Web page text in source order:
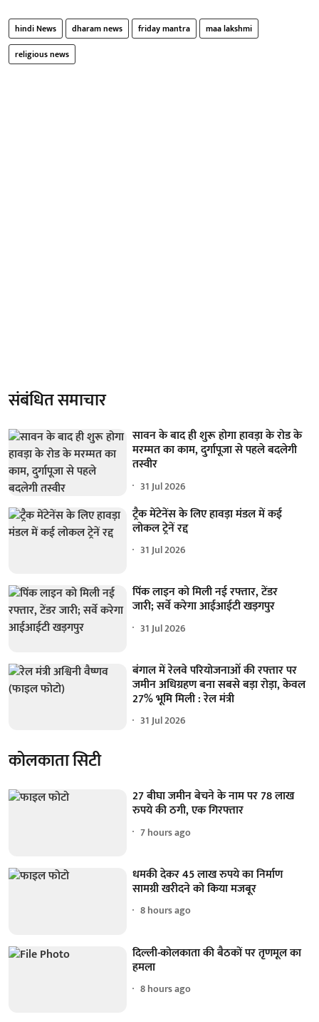
hindi News dharam news friday mantra
maa lakshmi
religious news
संबंधित समाचार
सावन के बाद ही शुरू होगा हावड़ा के रोड के
मरम्मत का काम, दुर्गापूजा से पहले बदलेगी
तस्वीर
31 Jul 2026
ट्रैक मेंटेनेंस के लिए हावड़ा मंडल में कई
लोकल ट्रेनें रद्द
31 Jul 2026
पिंक लाइन को मिली नई रफ्तार, टेंडर
जारी; सर्वे करेगा आईआईटी खड़गपुर
31 Jul 2026
बंगाल में रेलवे परियोजनाओं की रफ्तार पर
जमीन अधिग्रहण बना सबसे बड़ा रोड़ा, केवल
27% भूमि मिली : रेल मंत्री
31 Jul 2026
कोलकाता सिटी
27 बीघा जमीन बेचने के नाम पर 78 लाख
रुपये की ठगी, एक गिरफ्तार
7 hours ago
धमकी देकर 45 लाख रुपये का निर्माण
सामग्री खरीदने को किया मजबूर
8 hours ago
दिल्ली-कोलकाता की बैठकों पर तृणमूल का
हमला
8 hours ago